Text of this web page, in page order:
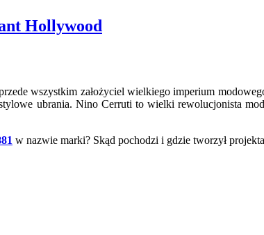
Hollywood
wszystkim założyciel wielkiego imperium
ubrania. Nino Cerruti to wielki rewolucjonista
w nazwie marki? Skąd pochodzi i gdzie tworzył